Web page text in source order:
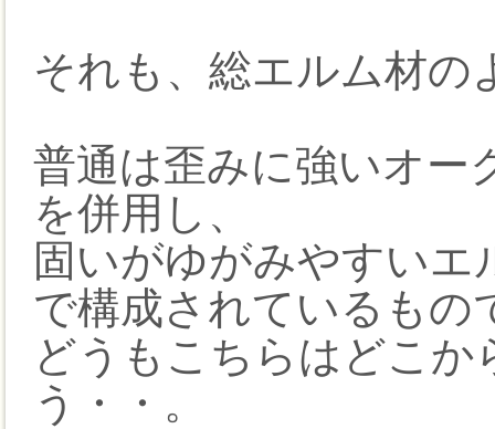
それも、総エルム材の
普通は歪みに強いオー
を併用し、
固いがゆがみやすいエ
で構成されているもの
どうもこちらはどこ
う・・。